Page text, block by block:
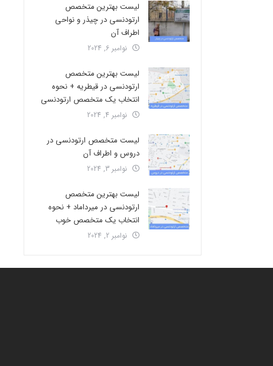
لیست بهترین متخصص
ارتودنسی در چیذر و نواحی
اطراف آن
نوامبر 6, 2024
لیست بهترین متخصص
ارتودنسی در قیطریه + نحوه
انتخاب یک متخصص ارتودنسی
نوامبر 4, 2024
لیست متخصص ارتودنسی در
دروس و اطراف آن
نوامبر 3, 2024
لیست بهترین متخصص
ارتودنسی در میرداماد + نحوه
انتخاب یک متخصص خوب
نوامبر 2, 2024